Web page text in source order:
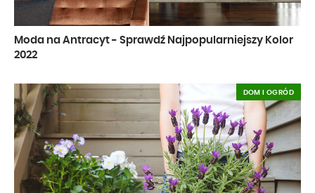
Moda na Antracyt - Sprawdź Najpopularniejszy Kolor
2022
DOM I OGRÓD